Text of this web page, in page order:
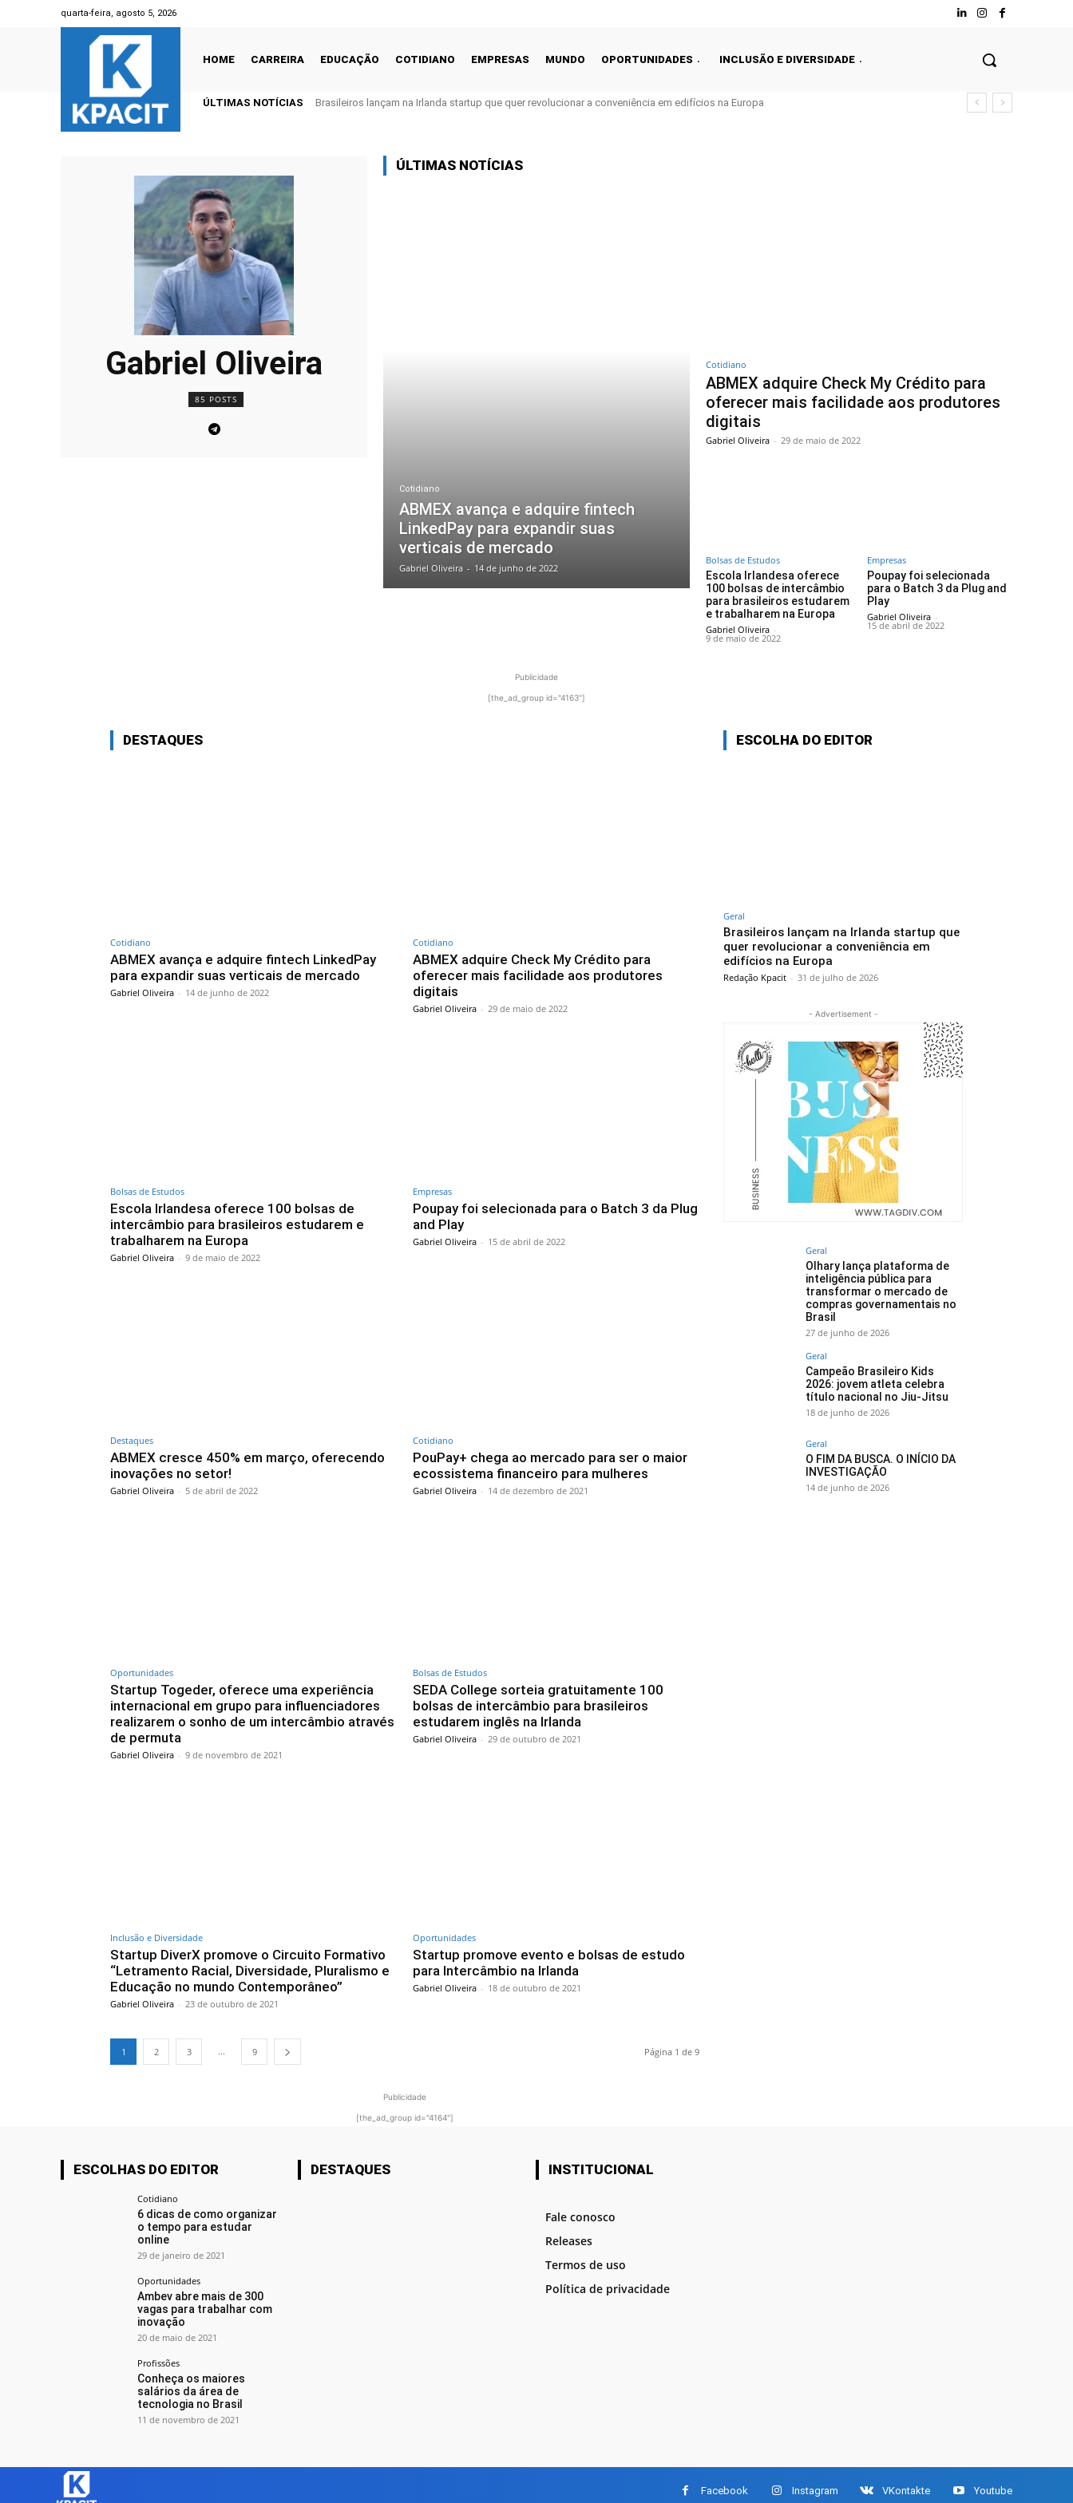
quarta-feira, agosto 5, 2026
HOME CARREIRA EDUCAÇÃO COTIDIANO EMPRESAS MUNDO OPORTUNIDADES INCLUSÃO E DIVERSIDADE
ÚLTIMAS NOTÍCIAS Brasileiros lançam na Irlanda startup que quer revolucionar a conveniência em edifícios na Europa
Gabriel Oliveira
85 POSTS
ÚLTIMAS NOTÍCIAS
Cotidiano
ABMEX avança e adquire fintech
LinkedPay para expandir suas
verticais de mercado
Gabriel Oliveira - 14 de junho de 2022
Cotidiano
ABMEX adquire Check My Crédito para
oferecer mais facilidade aos produtores
digitais
Gabriel Oliveira - 29 de maio de 2022
Bolsas de Estudos
Escola Irlandesa oferece
100 bolsas de intercâmbio
para brasileiros estudarem
e trabalharem na Europa
Gabriel Oliveira -
9 de maio de 2022
Empresas
Poupay foi selecionada
para o Batch 3 da Plug and
Play
Gabriel Oliveira -
15 de abril de 2022
Publicidade
[the_ad_group id="4163"]
DESTAQUES
Cotidiano
ABMEX avança e adquire fintech LinkedPay
para expandir suas verticais de mercado
Gabriel Oliveira - 14 de junho de 2022
Cotidiano
ABMEX adquire Check My Crédito para
oferecer mais facilidade aos produtores
digitais
Gabriel Oliveira - 29 de maio de 2022
Bolsas de Estudos
Escola Irlandesa oferece 100 bolsas de
intercâmbio para brasileiros estudarem e
trabalharem na Europa
Gabriel Oliveira - 9 de maio de 2022
Empresas
Poupay foi selecionada para o Batch 3 da Plug
and Play
Gabriel Oliveira - 15 de abril de 2022
Destaques
ABMEX cresce 450% em março, oferecendo
inovações no setor!
Gabriel Oliveira - 5 de abril de 2022
Cotidiano
PouPay+ chega ao mercado para ser o maior
ecossistema financeiro para mulheres
Gabriel Oliveira - 14 de dezembro de 2021
Oportunidades
Startup Togeder, oferece uma experiência
internacional em grupo para influenciadores
realizarem o sonho de um intercâmbio através
de permuta
Gabriel Oliveira - 9 de novembro de 2021
Bolsas de Estudos
SEDA College sorteia gratuitamente 100
bolsas de intercâmbio para brasileiros
estudarem inglês na Irlanda
Gabriel Oliveira - 29 de outubro de 2021
Inclusão e Diversidade
Startup DiverX promove o Circuito Formativo
“Letramento Racial, Diversidade, Pluralismo e
Educação no mundo Contemporâneo”
Gabriel Oliveira - 23 de outubro de 2021
Oportunidades
Startup promove evento e bolsas de estudo
para Intercâmbio na Irlanda
Gabriel Oliveira - 18 de outubro de 2021
1 2 3 ... 9 Página 1 de 9
Publicidade
[the_ad_group id="4164"]
ESCOLHA DO EDITOR
Geral
Brasileiros lançam na Irlanda startup que
quer revolucionar a conveniência em
edifícios na Europa
Redação Kpacit - 31 de julho de 2026
- Advertisement -
Geral
Olhary lança plataforma de
inteligência pública para
transformar o mercado de
compras governamentais no
Brasil
27 de junho de 2026
Geral
Campeão Brasileiro Kids
2026: jovem atleta celebra
título nacional no Jiu-Jitsu
18 de junho de 2026
Geral
O FIM DA BUSCA. O INÍCIO DA
INVESTIGAÇÃO
14 de junho de 2026
ESCOLHAS DO EDITOR
Cotidiano
6 dicas de como organizar
o tempo para estudar
online
29 de janeiro de 2021
Oportunidades
Ambev abre mais de 300
vagas para trabalhar com
inovação
20 de maio de 2021
Profissões
Conheça os maiores
salários da área de
tecnologia no Brasil
11 de novembro de 2021
DESTAQUES INSTITUCIONAL
Fale conosco
Releases
Termos de uso
Política de privacidade
Facebook Instagram VKontakte Youtube